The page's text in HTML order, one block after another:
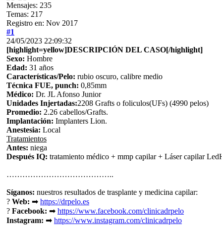
Mensajes: 235
Temas: 217
Registro en: Nov 2017
#1
24/05/2023 22:09:32
[highlight=yellow]DESCRIPCIÓN DEL CASO[/highlight]
Sexo: Hombre
Edad: 31 años
Características/Pelo: rubio oscuro, calibre medio
Técnica FUE, punch: 0,85mm
Médico: Dr. JL Afonso Junior
Unidades Injertadas:2208 Grafts o foliculos(UFs) (4990 pelos)
Promedio: 2.26 cabellos/Grafts.
Implantación: Implanters Lion.
Anestesia: Local
Tratamientos
Antes: niega
Después IQ: tratamiento médico + mmp capilar + Láser capilar
…………………………………..
Síganos: nuestros resultados de trasplante y medicina capilar:
? Web: ➡ https://drpelo.es
? Facebook: ➡ https://www.facebook.com/clinicadrpelo
Instagram: ➡ https://www.instagram.com/clinicadrpelo